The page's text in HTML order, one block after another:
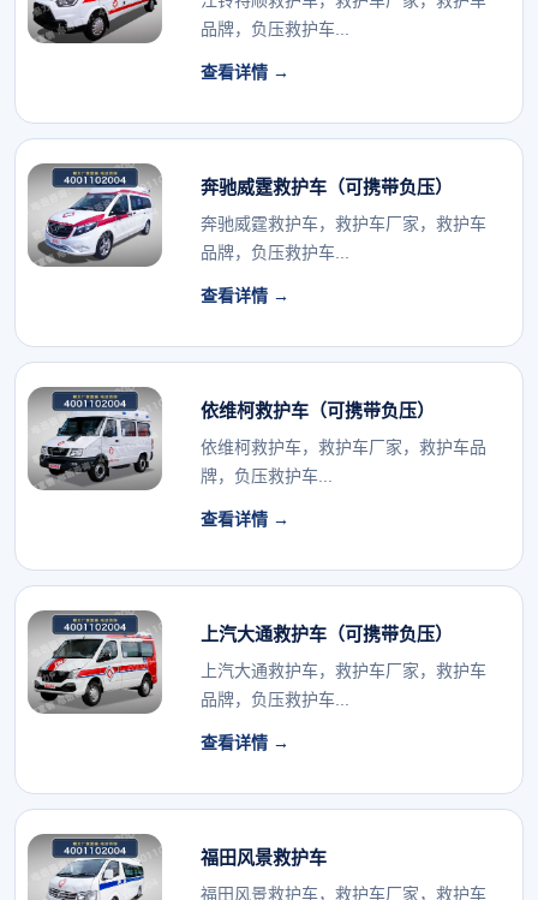
品牌，负压救护车...
查看详情 →
奔驰威霆救护车（可携带负压）
奔驰威霆救护车，救护车厂家，救护车
品牌，负压救护车...
查看详情 →
依维柯救护车（可携带负压）
依维柯救护车，救护车厂家，救护车品
牌，负压救护车...
查看详情 →
上汽大通救护车（可携带负压）
上汽大通救护车，救护车厂家，救护车
品牌，负压救护车...
查看详情 →
福田风景救护车
福田风景救护车，救护车厂家，救护车